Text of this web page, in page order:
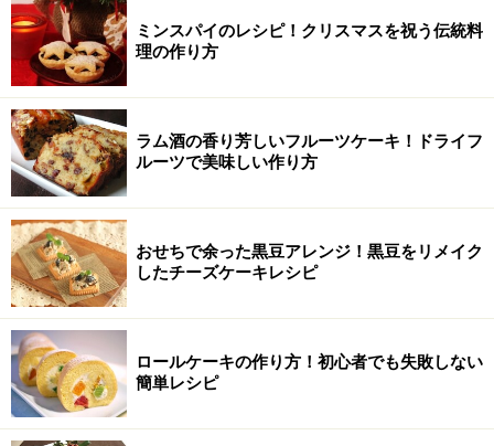
ミンスパイのレシピ！クリスマスを祝う伝統料
理の作り方
ラム酒の香り芳しいフルーツケーキ！ドライフ
ルーツで美味しい作り方
おせちで余った黒豆アレンジ！黒豆をリメイク
したチーズケーキレシピ
ロールケーキの作り方！初心者でも失敗しない
簡単レシピ